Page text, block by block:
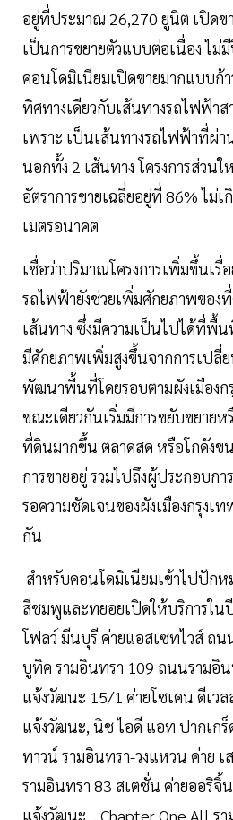
อยู่ที่ประมาณ 26,270 ยูนิต เปิดข
เป็นการขยายตัวแบบต่อเนื่อง ไม่
คอนโดมิเนียมเปิดขายมากแบบก้
ทิศทางเดียวกับเส้นทางรถไฟฟ้า
เพราะ เป็นเส้นทางรถไฟฟ้าที่ผ่
นอกทั้ง 2 เส้นทาง โครงการส่วน
อัตราการขายเฉลี่ยอยู่ที่ 86% ไม่
เมตรอนาคต
เชื่อว่าปริมาณโครงการเพิ่มขึ้นเรื่
รถไฟฟ้ายังช่วยเพิ่มศักยภาพขอ
เส้นทาง ซึ่งมีความเป็นไปได้ที่พื้
มีศักยภาพเพิ่มสูงขึ้นจากการเปลี่
พัฒนาพื้นที่โดยรอบตามผังเมือง
ขณะเดียวกันเริ่มมีการขยับขยายห
ที่ดินมากขึ้น ตลาดสด หรือโกดังข
การขายอยู่ รวมไปถึงผู้ประกอบก
รอความชัดเจนของผังเมืองกรุง
กัน
สำหรับคอนโดมิเนียมเข้าไปปัก
สีชมพูและทยอยเปิดให้บริการใ
โฟลว์ มีนบุรี ค่ายแอสเซทไวส์ ถ
บูทิค รามอินทรา 109 ถนนรามอิน
แจ้งวัฒนะ 15/1 ค่ายโซเคน ดีเ
แจ้งวัฒนะ, นิช ไอดี แอท ปากเกร็
ทาวน์ รามอินทรา-วงแหวน ค่าย
รามอินทรา 83 สเตชั่น ค่ายออริ
แจ้งวัฒนะ , Chapter One All ร